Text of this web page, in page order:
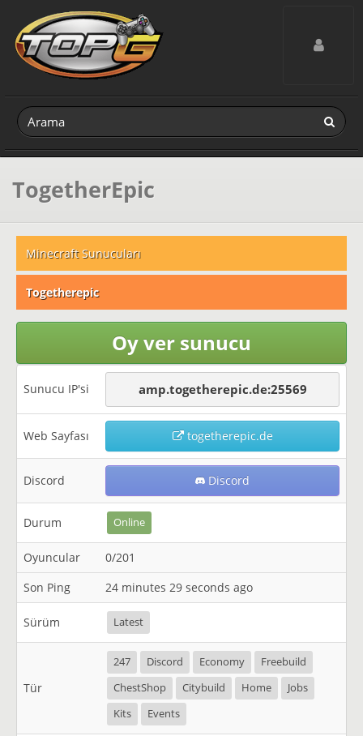
Toggle
TogetherEpic
Minecraft Sunucuları
Togetherepic
Oy ver sunucu
Sunucu IP'si amp.togetherepic.de:25569
Web Sayfası togetherepic.de
Discord Discord
Durum Online
Oyuncular
0/201
Son Ping
24 minutes 29 seconds ago
Sürüm Latest
Tür
247 Discord Economy
Freebuild
ChestShop
Citybuild Home
Jobs
Kits
Events